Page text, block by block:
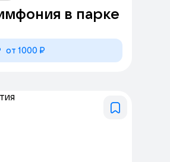
в парке
от 1000 ₽